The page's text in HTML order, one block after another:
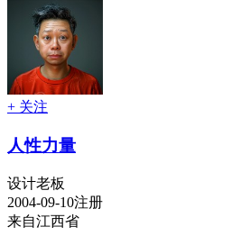
+ 关注
人性力量
设计老板
2004-09-10注册
来自江西省